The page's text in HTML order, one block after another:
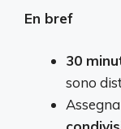
En bref
30
sono